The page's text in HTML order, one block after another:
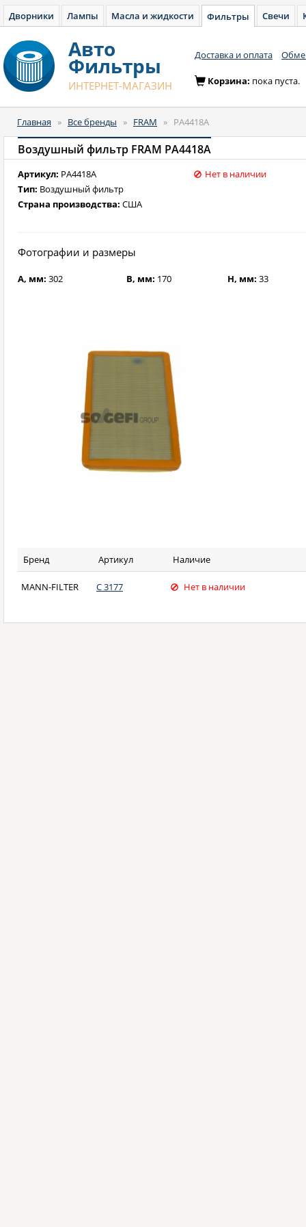
Дворники Лампы Масла и жидкости Фильтры Свечи
Авто
Фильтры
ИНТЕРНЕТ-МАГАЗИН
Доставка и оплата
Корзина: пока пуста.
Главная » Все бренды » FRAM » PA4418A
Воздушный фильтр FRAM PA4418A
Артикул: PA4418A
Тип: Воздушный фильтр
Страна производства: США
Нет в наличии
Фотографии и размеры
A, мм: 302 B, мм: 170 H, мм:33
Бренд Артикул Наличие
MANN-FILTER C 3177 Нет в наличии